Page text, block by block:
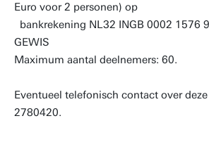
Euro voor 2 personen) op
bankrekening NL32 INGB 0002 1576
GEWIS
Maximum aantal deelnemers: 60.
Eventueel telefonisch contact over
2780420.